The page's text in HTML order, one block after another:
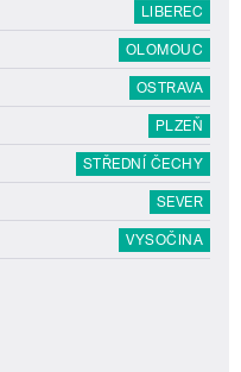
LIBEREC
OLOMOUC
OSTRAVA
PLZEŇ
STŘEDNÍ ČECHY
SEVER
VYSOČINA